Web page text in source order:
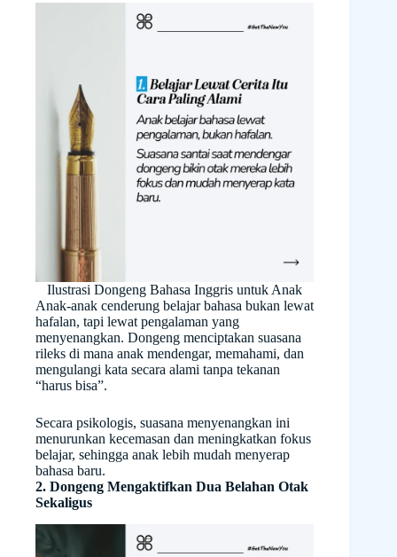
Ilustrasi Dongeng Bahasa Inggris untuk Anak
Anak-anak cenderung belajar bahasa bukan lewat
hafalan, tapi lewat pengalaman yang
menyenangkan. Dongeng menciptakan suasana
rileks di mana anak mendengar, memahami, dan
mengulangi kata secara alami tanpa tekanan
“harus bisa”.
Secara psikologis, suasana menyenangkan ini
menurunkan kecemasan dan meningkatkan fokus
belajar, sehingga anak lebih mudah menyerap
bahasa baru.
2. Dongeng Mengaktifkan Dua Belahan Otak
Sekaligus